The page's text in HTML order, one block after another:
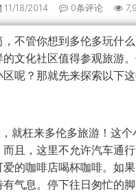
11/18/2014 0条评论
不管你想到多伦多玩什
文化社区值得参观旅游
呢？那就先来探索以下这
就枉来多伦多旅游！这
且，这里不允许汽车通
的咖啡店喝杯咖啡。如
气息。停下往日匆忙的脚